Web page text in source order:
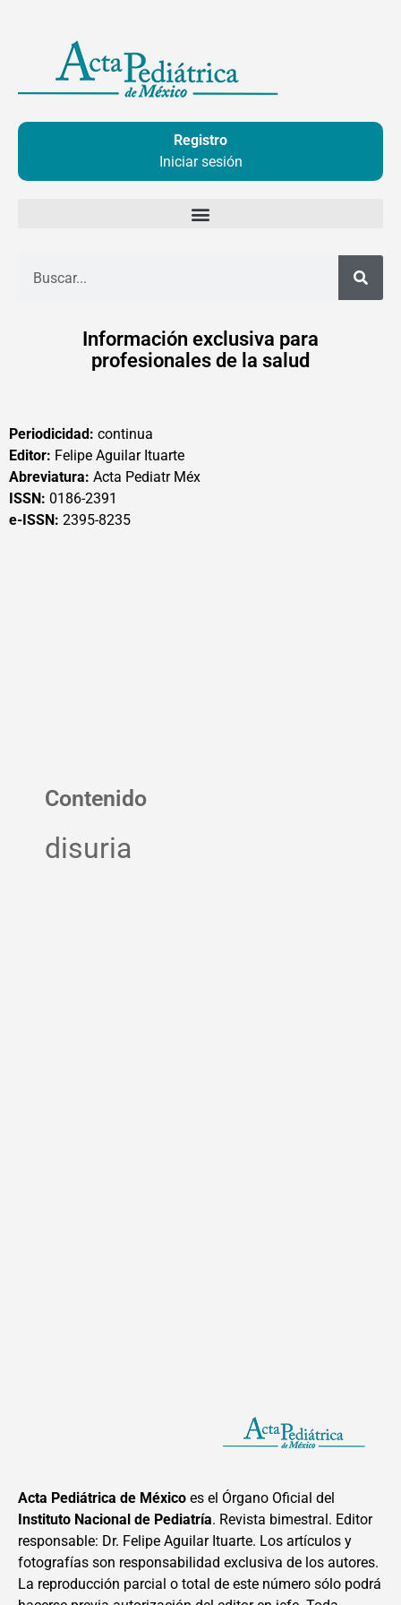
contenido
Registro
Iniciar sesión
Información exclusiva para
profesionales de la salud
Periodicidad: continua
Editor: Felipe Aguilar Ituarte
Abreviatura: Acta Pediatr Méx
ISSN: 0186-2391
e-ISSN: 2395-8235
Contenido
disuria
Acta Pediátrica de México es el Órgano Oficial del
Instituto Nacional de Pediatría. Revista bimestral. Editor
responsable: Dr. Felipe Aguilar Ituarte. Los artículos y
fotografías son responsabilidad exclusiva de los autores.
La reproducción parcial o total de este número sólo podrá